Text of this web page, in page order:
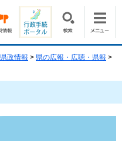
県政情報 > 県の広報・広聴・県報 >